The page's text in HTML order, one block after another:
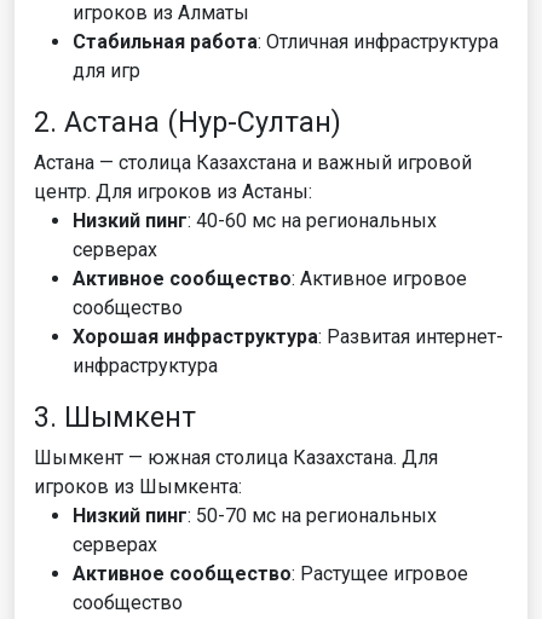
игроков из Алматы
Стабильная работа: Отличная инфраструктура
для игр
2. Астана (Нур-Султан)
Астана — столица Казахстана и важный игровой
центр. Для игроков из Астаны:
Низкий пинг: 40-60 мс на региональных
серверах
Активное сообщество: Активное игровое
сообщество
Хорошая инфраструктура: Развитая интернет-
инфраструктура
3. Шымкент
Шымкент — южная столица Казахстана. Для
игроков из Шымкента:
Низкий пинг: 50-70 мс на региональных
серверах
Активное сообщество: Растущее игровое
сообщество